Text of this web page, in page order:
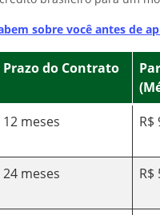
sobre você antes de
Prazo do Contrato
12 meses R$
24 meses R$